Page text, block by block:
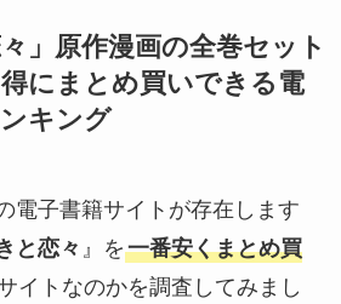
」原作漫画の全巻セット
にまとめ買いできる電
キング
電子書籍サイトが存在します
と恋々 』を一番安くまとめ買
イトなのかを調査してみまし